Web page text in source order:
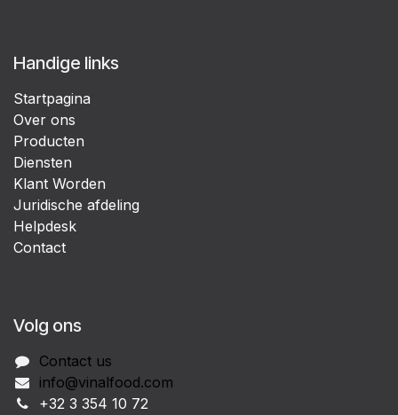
Handige links
Startpagina
Over ons
Producten
Diensten
Klant Worden
Juridische afdeling
Helpdesk
Contact
Volg ons
Contact us
info@vinalfood.com
+32 3 354 10 72